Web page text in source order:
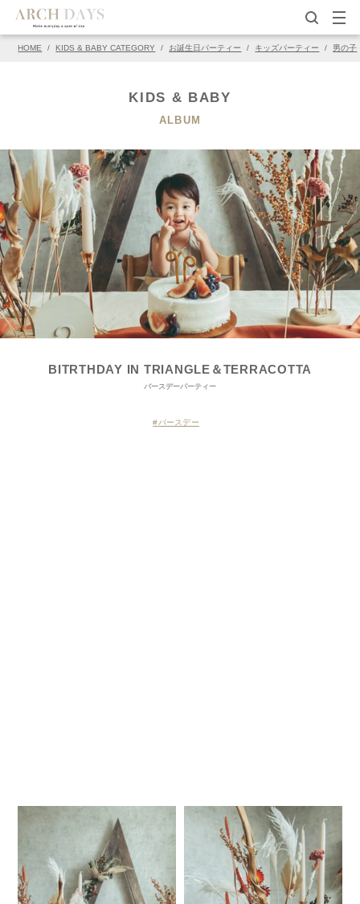
HOME / KIDS & BABY CATEGORY / お誕生日パーティー / キッズパーティー / 男の子
KIDS & BABY
ALBUM
BITRTHDAY IN TRIANGLE＆TERRACOTTA
バースデーパーティー
バースデー
▽この写真の元ページ